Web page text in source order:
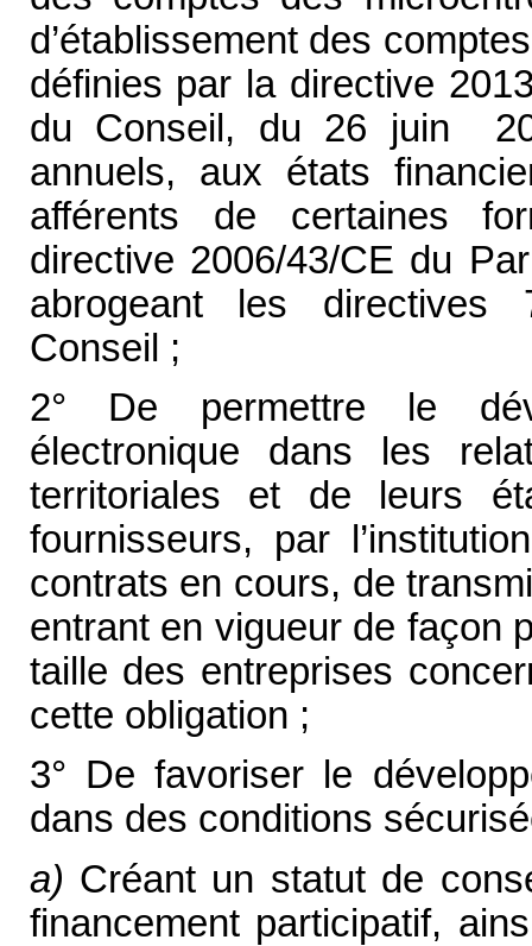
d’établissement des
définies par la directive
du Conseil, du 26 juin
annuels, aux états
afférents de certaines
directive 2006/43/CE du
abrogeant les directives
Conseil ;
2° De permettre le
électronique dans les
territoriales et de leurs
fournisseurs, par
contrats en cours, de
entrant en vigueur de façon
taille des entreprises
cette obligation ;
3° De favoriser le
dans des conditions
a) Créant un statut de
financement participatif,